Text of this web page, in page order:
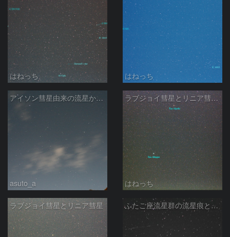
はねっち はねっち
アイソン彗星由来の流星か☆彡
asuto_a
ラブジョイ彗星とリニア彗星Jan14
はねっち
ラブジョイ彗星とリニア彗星 ふたご座流星群の流星痕と散在流星